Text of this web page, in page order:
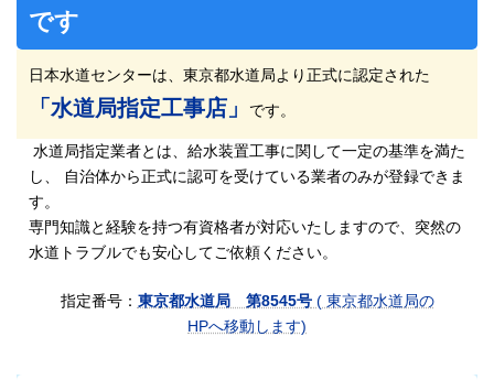
です
日本水道センターは、東京都水道局より正式に認定された
「水道局指定工事店」 です。
水道局指定業者とは、給水装置工事に関して一定の基準を満た
し、 自治体から正式に認可を受けている業者のみが登録できま
す。
専門知識と経験を持つ有資格者が対応いたしますので、突然の
水道トラブルでも安心してご依頼ください。
指定番号： 東京都水道局 第8545号( 東京都水道局の
HPへ移動します)